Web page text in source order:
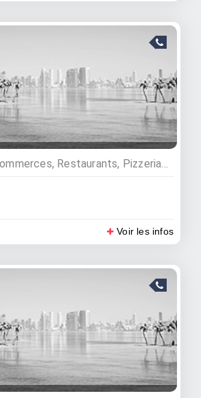
Restauration , Commerces, Restaurants, Pizzerias, Boulangeries, pâtisseries, glaciers
Voir les infos